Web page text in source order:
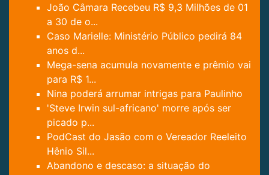
João Câmara Recebeu R$ 9,3 Milhões de 01
a 30 de o...
Caso Marielle: Ministério Público pedirá 84
anos d...
Mega-sena acumula novamente e prêmio vai
para R$ 1...
Nina poderá arrumar intrigas para Paulinho
'Steve Irwin sul-africano' morre após ser
picado p...
PodCast do Jasão com o Vereador Reeleito
Hênio Sil...
Abandono e descaso: a situação do